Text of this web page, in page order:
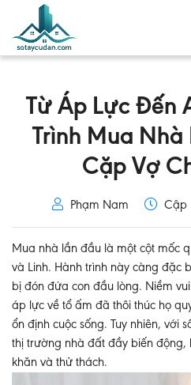
Từ Áp Lực Đến
Trình Mua
Cặp Vợ
Phạm Nam Cập
Mua nhà lần đầu là một cột mốc
và Linh. Hành trình này càng đặc
bị đón đứa con đầu lòng. Niềm
áp lực về tổ ấm đã thôi thúc họ
ổn định cuộc sống. Tuy nhiên, với
thị trường nhà đất đầy biến động,
khăn và thử thách.